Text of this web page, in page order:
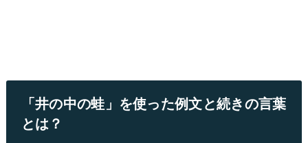
「井の中の蛙」を使った例文と続きの言葉
とは？